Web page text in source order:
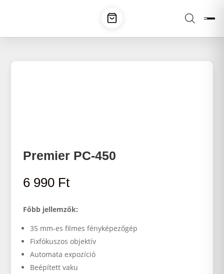
Premier PC-450
6 990 Ft
Főbb jellemzők:
35 mm-es filmes fényképezőgép
Fixfókuszos objektív
Automata expozíció
Beépített vaku